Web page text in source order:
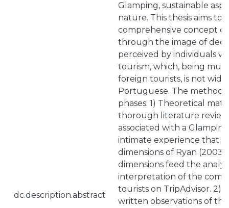
dc.description.abstract
Glamping, sustainable
nature. This thesis aims to
comprehensive concept
through the image of
perceived by individuals
tourism, which, being
foreign tourists, is not
Portuguese. The
phases: 1) Theoretical
thorough literature
associated with a
intimate experience that
dimensions of Ryan (2003-
dimensions feed the
interpretation of the
tourists on TripAdvisor. 2)
written observations of